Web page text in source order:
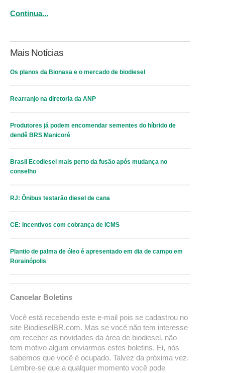
Continua...
Mais Notícias
Os planos da Bionasa e o mercado de biodiesel
Rearranjo na diretoria da ANP
Produtores já podem encomendar sementes do híbrido de
dendê BRS Manicoré
Brasil Ecodiesel mais perto da fusão após mudança no
conselho
RJ: Ônibus testarão diesel de cana
CE: Incentivos com cobrança de ICMS
Plantio de palma de óleo é apresentado em dia de campo em
Rorainópolis
Cancelar Boletins
Você está recebendo este e-mail pois se cadastrou no
site BiodieselBR.com. Mas se você não tem interesse
em receber as novidades da área de biodiesel, não
tem motivo algum enviarmos estes boletins. Ei, nós
sabemos que você é ocupado. Talvez da próxima vez.
Lembre-se que a qualquer momento você pode